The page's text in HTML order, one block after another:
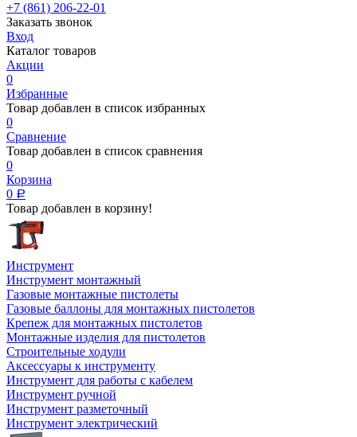
+7 (861) 206-22-01
Заказать звонок
Вход
Каталог товаров
Акции
0
Избранные
Товар добавлен в список избранных
0
Сравнение
Товар добавлен в список сравнения
0
Корзина
0 Р
Товар добавлен в корзину!
Инструмент
Инструмент монтажный
Газовые монтажные пистолеты
Газовые баллоны для монтажных пистолетов
Крепеж для монтажных пистолетов
Монтажные изделия для пистолетов
Строительные ходули
Аксессуары к инструменту
Инструмент для работы с кабелем
Инструмент ручной
Инструмент разметочный
Инструмент электрический